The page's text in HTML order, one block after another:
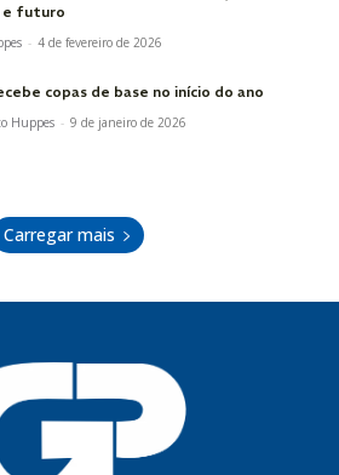
e futuro
- 4 de fevereiro de 2026
copas de base no início do ano
Huppes - 9 de janeiro de 2026
Carregar mais